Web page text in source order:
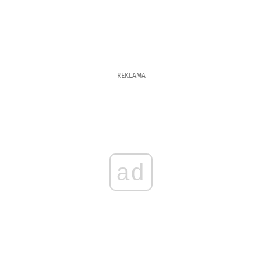
REKLAMA
ad